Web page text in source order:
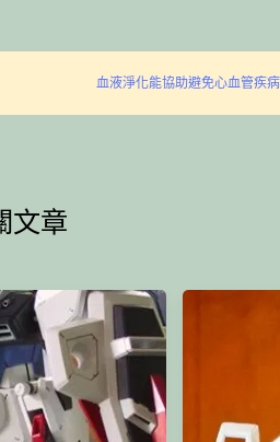
血液淨化能協助避免心血管疾
文章